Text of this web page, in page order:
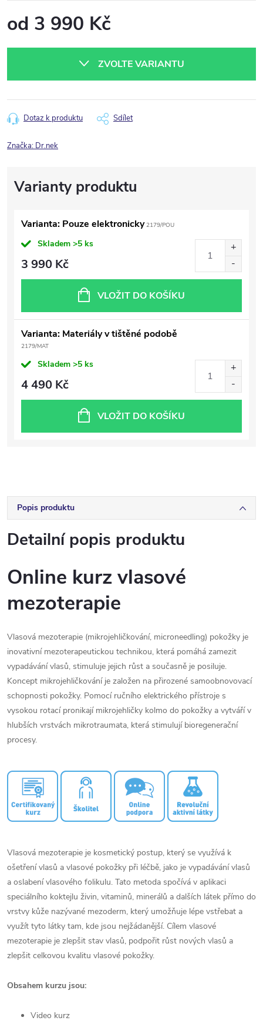
od 3 990 Kč
ZVOLTE VARIANTU
Dotaz k produktu Sdílet
Značka: Dr.nek
Varianta: Pouze elektronicky2179/POU
Skladem >5 ks
3 990 Kč
VLOŽIT DO KOŠÍKU
Varianta: Materiály v tištěné podobě
2179/MAT
Skladem >5 ks
4 490 Kč
VLOŽIT DO KOŠÍKU
Popis produktu
Detailní popis produktu
Online kurz vlasové
mezoterapie
Vlasová mezoterapie (mikrojehličkování, microneedling) pokožky je
inovativní mezoterapeutickou technikou, která pomáhá zamezit
vypadávání vlasů, stimuluje jejich růst a současně je posiluje.
Koncept mikrojehličkování je založen na přirozené samoobnovovací
schopnosti pokožky. Pomocí ručního elektrického přístroje s
vysokou rotací pronikají mikrojehličky kolmo do pokožky a vytváří v
hlubších vrstvách mikrotraumata, která stimulují bioregenerační
procesy.
Vlasová mezoterapie je kosmetický postup, který se využívá k
ošetření vlasů a vlasové pokožky při léčbě, jako je vypadávání vlasů
a oslabení vlasového folikulu. Tato metoda spočívá v aplikaci
speciálního koktejlu živin, vitaminů, minerálů a dalších látek přímo do
vrstvy kůže nazývané mezoderm, který umožňuje lépe vstřebat a
využít tyto látky tam, kde jsou nejžádanější. Cílem vlasové
mezoterapie je zlepšit stav vlasů, podpořit růst nových vlasů a
zlepšit celkovou kvalitu vlasové pokožky.
Obsahem kurzu jsou:
Video kurz